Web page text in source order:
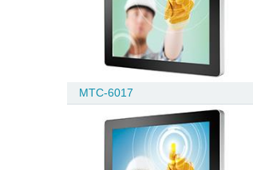
MTC-6017